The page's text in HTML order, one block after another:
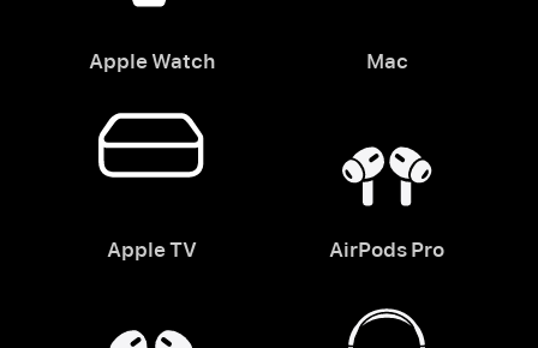
Apple Watch Mac
Apple TV AirPods Pro